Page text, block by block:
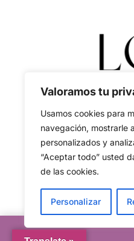
Valoramos tu
Usamos cookies para
navegación, mostrarle
personalizados y
“Aceptar todo” usted
de las cookies.
Personalizar